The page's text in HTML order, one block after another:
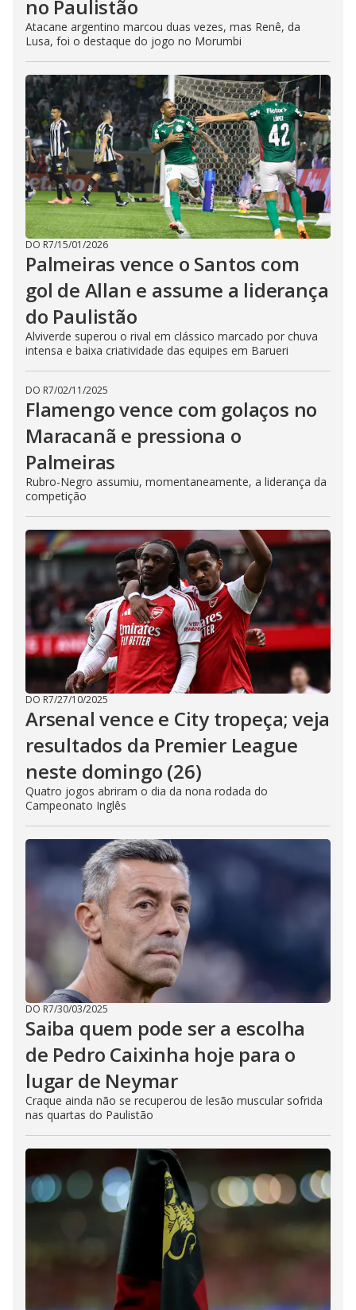
no Paulistão
Atacane argentino marcou duas vezes, mas Renê, da
Lusa, foi o destaque do jogo no Morumbi
DO R7/15/01/2026
Palmeiras vence o Santos com
gol de Allan e assume a liderança
do Paulistão
Alviverde superou o rival em clássico marcado por chuva
intensa e baixa criatividade das equipes em Barueri
DO R7/02/11/2025
Flamengo vence com golaços no
Maracanã e pressiona o
Palmeiras
Rubro-Negro assumiu, momentaneamente, a liderança da
competição
DO R7/27/10/2025
Arsenal vence e City tropeça; veja
resultados da Premier League
neste domingo (26)
Quatro jogos abriram o dia da nona rodada do
Campeonato Inglês
DO R7/30/03/2025
Saiba quem pode ser a escolha
de Pedro Caixinha hoje para o
lugar de Neymar
Craque ainda não se recuperou de lesão muscular sofrida
nas quartas do Paulistão